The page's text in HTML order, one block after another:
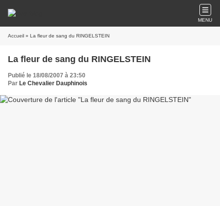
MENU
Accueil » La fleur de sang du RINGELSTEIN
La fleur de sang du RINGELSTEIN
Publié le 18/08/2007 à 23:50
Par Le Chevalier Dauphinois